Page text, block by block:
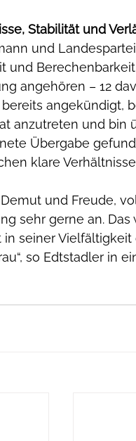
Stabilität und
und
und
angehören – 12
angekündigt,
anzutreten und bin
Übergabe
klare
und Freude,
sehr gerne an.
in seiner
so Edtstadler in